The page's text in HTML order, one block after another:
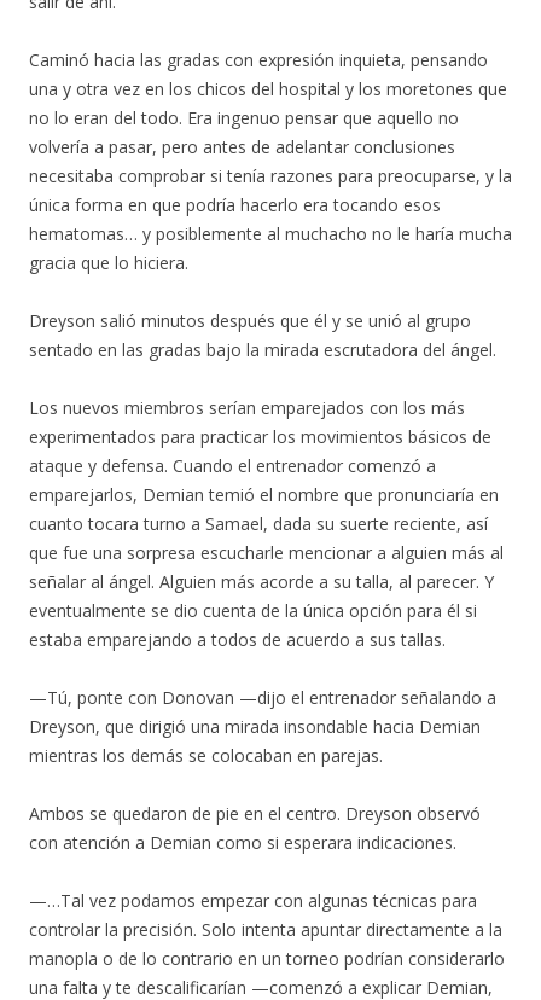
Caminó hacia las gradas con expresión inquieta, pensando
una y otra vez en los chicos del hospital y los moretones que
no lo eran del todo. Era ingenuo pensar que aquello no
volvería a pasar, pero antes de adelantar conclusiones
necesitaba comprobar si tenía razones para preocuparse, y la
única forma en que podría hacerlo era tocando esos
hematomas… y posiblemente al muchacho no le haría mucha
gracia que lo hiciera.
Dreyson salió minutos después que él y se unió al grupo
sentado en las gradas bajo la mirada escrutadora del ángel.
Los nuevos miembros serían emparejados con los más
experimentados para practicar los movimientos básicos de
ataque y defensa. Cuando el entrenador comenzó a
emparejarlos, Demian temió el nombre que pronunciaría en
cuanto tocara turno a Samael, dada su suerte reciente, así
que fue una sorpresa escucharle mencionar a alguien más al
señalar al ángel. Alguien más acorde a su talla, al parecer. Y
eventualmente se dio cuenta de la única opción para él si
estaba emparejando a todos de acuerdo a sus tallas.
—Tú, ponte con Donovan —dijo el entrenador señalando a
Dreyson, que dirigió una mirada insondable hacia Demian
mientras los demás se colocaban en parejas.
Ambos se quedaron de pie en el centro. Dreyson observó
con atención a Demian como si esperara indicaciones.
—…Tal vez podamos empezar con algunas técnicas para
controlar la precisión. Solo intenta apuntar directamente a la
manopla o de lo contrario en un torneo podrían considerarlo
una falta y te descalificarían —comenzó a explicar Demian,